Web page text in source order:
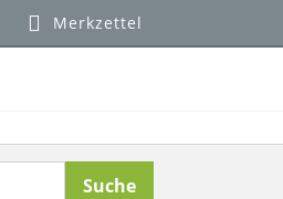
Merkzettel
Suche